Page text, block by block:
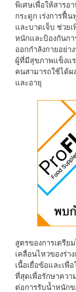
พิเศษเพื่อให้สาร
กระดูก เร่งการฟื้
และบาดเจ็บ ช่วย
หนักและป้องกันก
ออกกำลังกายอย่
ผู้ที่มีสุขภาพแข็งแ
คนสามารถใช้ได้ผ
และอายุ
สูตรของการเตรีย
เคลื่อนไหวของร่า
เนื้อเยื่อข้อและเพื่
ที่สุดเพื่อรักษาคว
ต่อการรับน้ำหนัก